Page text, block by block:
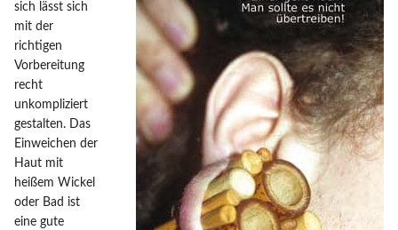
sich lässt sich
mit der
richtigen
Vorbereitung
recht
unkompliziert
gestalten. Das
Einweichen der
Haut mit
heißem Wickel
oder Bad ist
eine gute